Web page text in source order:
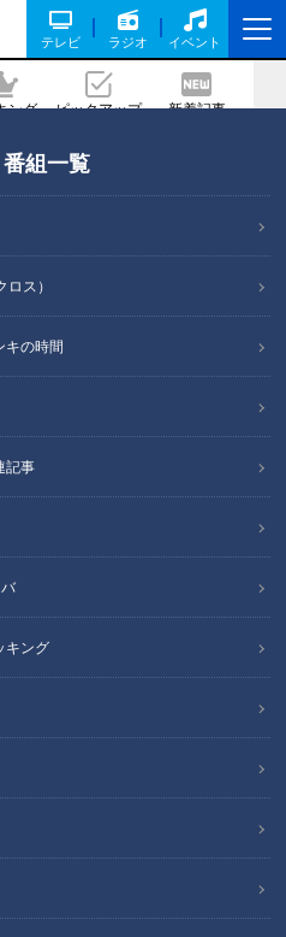
テレビ ラジオ イベント
ング ピックアップ 新着記事
番組一覧
ス）
キの時間
記事
キング
る質問とは 婚活ア
会話
に戻る